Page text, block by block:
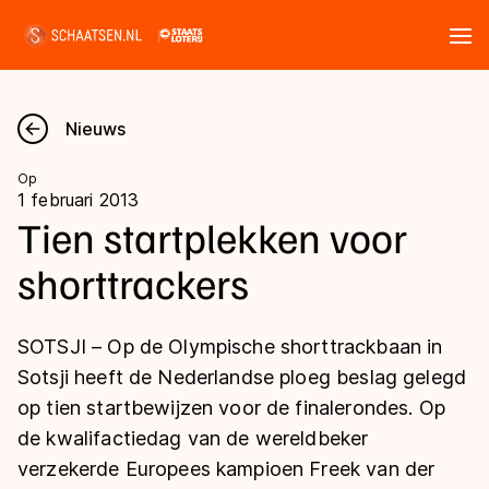
Nieuws
Kalender
Disciplines
Langebaan
Shorttrack
Inlineskaten
Uitslagen
Langebaan
Shorttrack
Marathon
Tijden & historie
Ranglijsten Langebaan
Nieuws
Op
1 februari 2013
Tien startplekken voor
shorttrackers
SOTSJI – Op de Olympische shorttrackbaan in
Sotsji heeft de Nederlandse ploeg beslag gelegd
op tien startbewijzen voor de finalerondes. Op
de kwalifactiedag van de wereldbeker
verzekerde Europees kampioen Freek van der